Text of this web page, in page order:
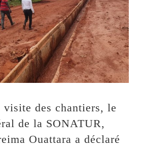
visite des chantiers, le
de la SONATUR,
Ouattara a déclaré